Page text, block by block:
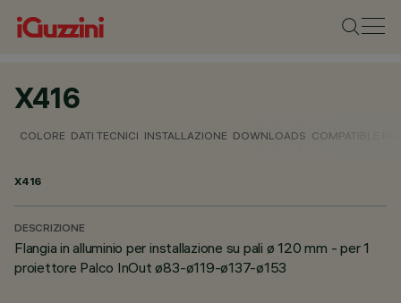
X416
COLORE DATI TECNICI INSTALLAZIONE DOWNLOADS COMPATIBLE
X416
DESCRIZIONE
Flangia in alluminio per installazione su pali ø 120 mm - per 1
proiettore Palco InOut ø83-ø119-ø137-ø153